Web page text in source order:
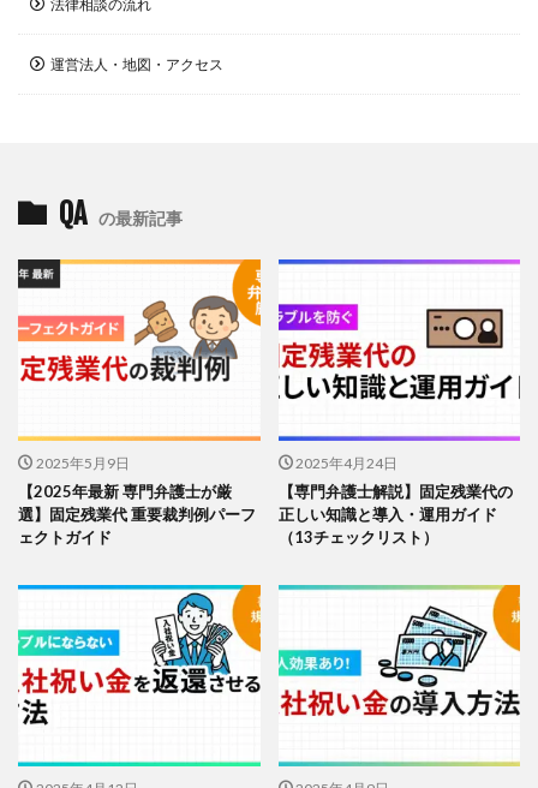
法律相談の流れ
運営法人・地図・アクセス
QA の最新記事
2025年5月9日
【2025年最新 専門弁護士が厳
選】固定残業代 重要裁判例パーフ
ェクトガイド
2025年4月24日
【専門弁護士解説】固定残業代の
正しい知識と導入・運用ガイド
（13チェックリスト）